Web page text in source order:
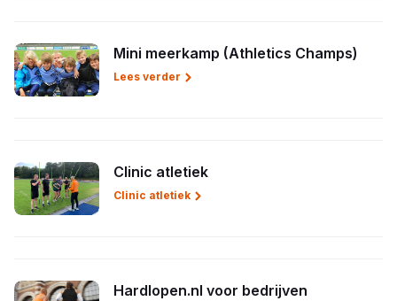
Mini meerkamp (Athletics Champs)
Lees verder
Clinic atletiek
Clinic atletiek
Hardlopen.nl voor bedrijven